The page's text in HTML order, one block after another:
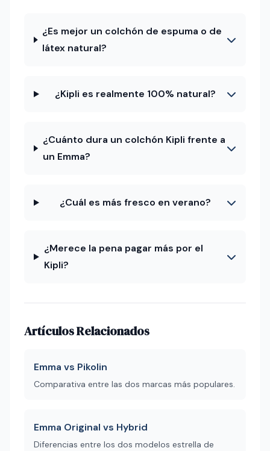
¿Es mejor un colchón de espuma o de
látex natural?
¿Kipli es realmente 100% natural?
¿Cuánto dura un colchón Kipli frente a
un Emma?
¿Cuál es más fresco en verano?
¿Merece la pena pagar más por el
Kipli?
Artículos Relacionados
Emma vs Pikolin
Comparativa entre las dos marcas más populares.
Emma Original vs Hybrid
Diferencias entre los dos modelos estrella de